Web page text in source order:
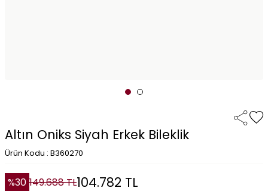
Altın Oniks Siyah Erkek Bileklik
Ürün Kodu : B360270
%30 149.688TL104.782 TL